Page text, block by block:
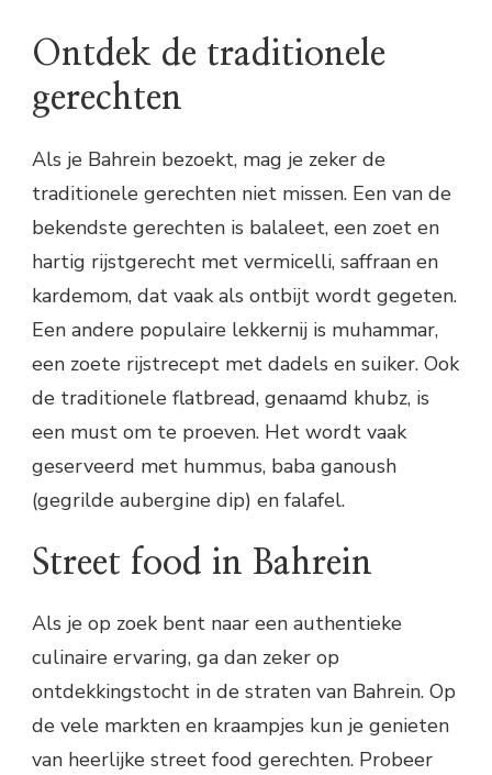
Ontdek de traditionele
gerechten
Als je Bahrein bezoekt, mag je zeker de
traditionele gerechten niet missen. Een van de
bekendste gerechten is balaleet, een zoet en
hartig rijstgerecht met vermicelli, saffraan en
kardemom, dat vaak als ontbijt wordt gegeten.
Een andere populaire lekkernij is muhammar,
een zoete rijstrecept met dadels en suiker. Ook
de traditionele flatbread, genaamd khubz, is
een must om te proeven. Het wordt vaak
geserveerd met hummus, baba ganoush
(gegrilde aubergine dip) en falafel.
Street food in Bahrein
Als je op zoek bent naar een authentieke
culinaire ervaring, ga dan zeker op
ontdekkingstocht in de straten van Bahrein. Op
de vele markten en kraampjes kun je genieten
van heerlijke street food gerechten. Probeer